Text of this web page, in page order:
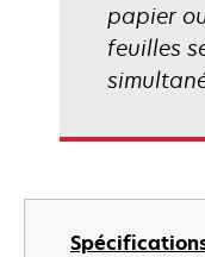
papier
feuilles